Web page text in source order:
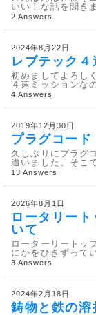
いい！な話を聞き
2 Answers
2024年8月22日
レブテック
初めましてよろし
４速ミッションな
4 Answers
2019年12月30日
プラグコード
久しぶりにプラグ
遭いました。そこ
13 Answers
2026年8月1日
ロータリー
いて
ローターリートッ
にかをひきずって
3 Answers
2024年2月18日
鋳物と鉄の溶